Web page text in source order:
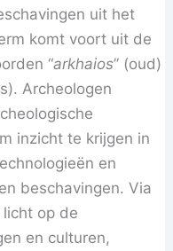
uit het
komt voort uit de
“arkhaios” (oud)
Archeologen
inzicht te krijgen in
en
beschavingen. Via
op de
en culturen,